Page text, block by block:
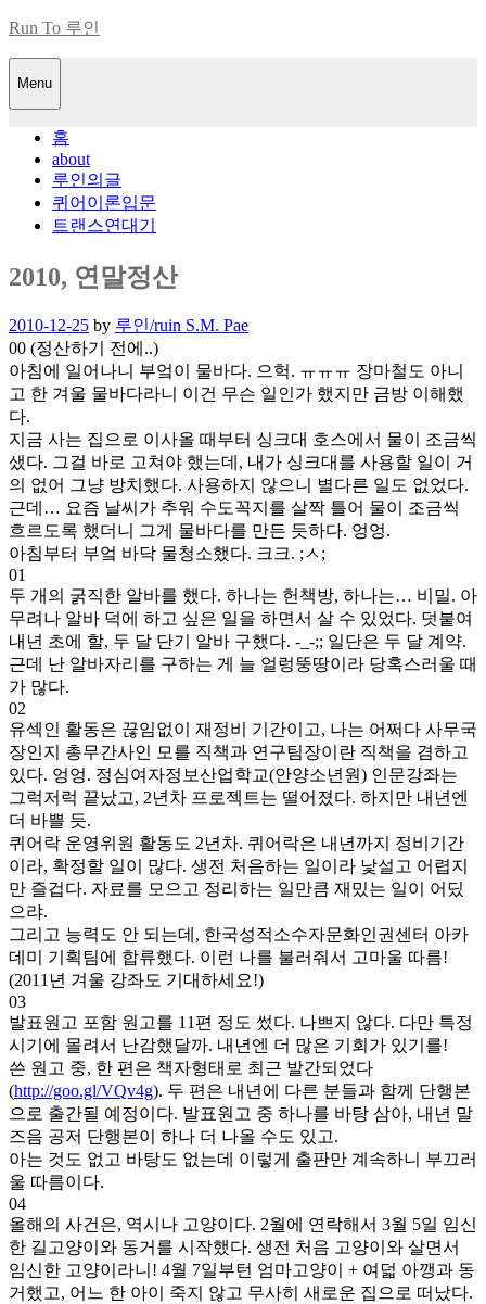
Skip
content
Run To 루인
Menu
홈
about
루인의글
퀴어이론입문
트랜스연대기
2010, 연말정산
Posted
on
2010-12-25 by 루인/ruin S.M. Pae
00 (정산하기 전에..)
아침에 일어나니 부엌이 물바다. 으헉. ㅠㅠㅠ 장마철도 아니
고 한 겨울 물바다라니 이건 무슨 일인가 했지만 금방 이해했
다.
지금 사는 집으로 이사올 때부터 싱크대 호스에서 물이 조금씩
샜다. 그걸 바로 고쳐야 했는데, 내가 싱크대를 사용할 일이 거
의 없어 그냥 방치했다. 사용하지 않으니 별다른 일도 없었다.
근데… 요즘 날씨가 추워 수도꼭지를 살짝 틀어 물이 조금씩
흐르도록 했더니 그게 물바다를 만든 듯하다. 엉엉.
아침부터 부엌 바닥 물청소했다. 크크. ;ㅅ;
01
두 개의 굵직한 알바를 했다. 하나는 헌책방, 하나는… 비밀. 아
무려나 알바 덕에 하고 싶은 일을 하면서 살 수 있었다. 덧붙여
내년 초에 할, 두 달 단기 알바 구했다. -_-;; 일단은 두 달 계약.
근데 난 알바자리를 구하는 게 늘 얼렁뚱땅이라 당혹스러울 때
가 많다.
02
유섹인 활동은 끊임없이 재정비 기간이고, 나는 어쩌다 사무국
장인지 총무간사인 모를 직책과 연구팀장이란 직책을 겸하고
있다. 엉엉. 정심여자정보산업학교(안양소년원) 인문강좌는
그럭저럭 끝났고, 2년차 프로젝트는 떨어졌다. 하지만 내년엔
더 바쁠 듯.
퀴어락 운영위원 활동도 2년차. 퀴어락은 내년까지 정비기간
이라, 확정할 일이 많다. 생전 처음하는 일이라 낯설고 어렵지
만 즐겁다. 자료를 모으고 정리하는 일만큼 재밌는 일이 어딨
으랴.
그리고 능력도 안 되는데, 한국성적소수자문화인권센터 아카
데미 기획팀에 합류했다. 이런 나를 불러줘서 고마울 따름!
(2011년 겨울 강좌도 기대하세요!)
03
발표원고 포함 원고를 11편 정도 썼다. 나쁘지 않다. 다만 특정
시기에 몰려서 난감했달까. 내년엔 더 많은 기회가 있기를!
쓴 원고 중, 한 편은 책자형태로 최근 발간되었다
(http://goo.gl/VQv4g). 두 편은 내년에 다른 분들과 함께 단행본
으로 출간될 예정이다. 발표원고 중 하나를 바탕 삼아, 내년 말
즈음 공저 단행본이 하나 더 나올 수도 있고.
아는 것도 없고 바탕도 없는데 이렇게 출판만 계속하니 부끄러
울 따름이다.
04
올해의 사건은, 역시나 고양이다. 2월에 연락해서 3월 5일 임신
한 길고양이와 동거를 시작했다. 생전 처음 고양이와 살면서
임신한 고양이라니! 4월 7일부턴 엄마고양이 + 여덟 아깽과 동
거했고, 어느 한 아이 죽지 않고 무사히 새로운 집으로 떠났다.